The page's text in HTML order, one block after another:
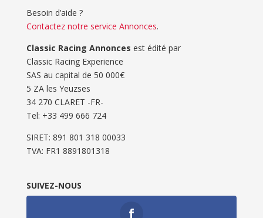
Besoin d’aide ?
Contactez notre service Annonces.
Classic Racing Annonces est édité par
Classic Racing Experience
SAS au capital de 50 000€
5 ZA les Yeuzses
34 270 CLARET -FR-
Tel: ‭+33 499 666 724‬
SIRET: 891 801 318 00033
TVA: FR1 8891801318
SUIVEZ-NOUS